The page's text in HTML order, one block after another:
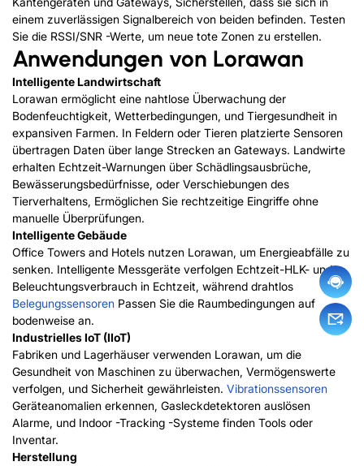
einem zuverlässigen Signalbereich von beiden befinden. Testen
Sie die RSSI/SNR -Werte, um neue tote Zonen zu erstellen.
Anwendungen von Lorawan
Intelligente Landwirtschaft
Lorawan ermöglicht eine nahtlose Überwachung der
Bodenfeuchtigkeit, Wetterbedingungen, und Tiergesundheit in
expansiven Farmen. In Feldern oder Tieren platzierte Sensoren
übertragen Daten über lange Strecken an Gateways. Landwirte
erhalten Echtzeit-Warnungen über Schädlingsausbrüche,
Bewässerungsbedürfnisse, oder Verschiebungen des
Tierverhaltens, Ermöglichen Sie rechtzeitige Eingriffe ohne
manuelle Überprüfungen.
Intelligente Gebäude
Office Towers and Hotels nutzen Lorawan, um Energieabfälle zu
senken. Intelligente Messgeräte verfolgen Echtzeit-HLK- und
Beleuchtungsverbrauch in Echtzeit, während drahtlos
Belegungssensoren Passen Sie die Raumbedingungen auf
bodenweise an.
Industrielles IoT (IIoT)
Fabriken und Lagerhäuser verwenden Lorawan, um die
Gesundheit von Maschinen zu überwachen, Vermögenswerte
verfolgen, und Sicherheit gewährleisten. Vibrationssensoren
Geräteanomalien erkennen, Gasleckdetektoren auslösen
Alarme, und Indoor -Tracking -Systeme finden Tools oder
Inventar.
Herstellung